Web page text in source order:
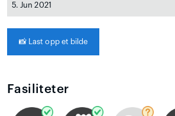
5. Jun 2021
📸 Last opp et bilde
Fasiliteter